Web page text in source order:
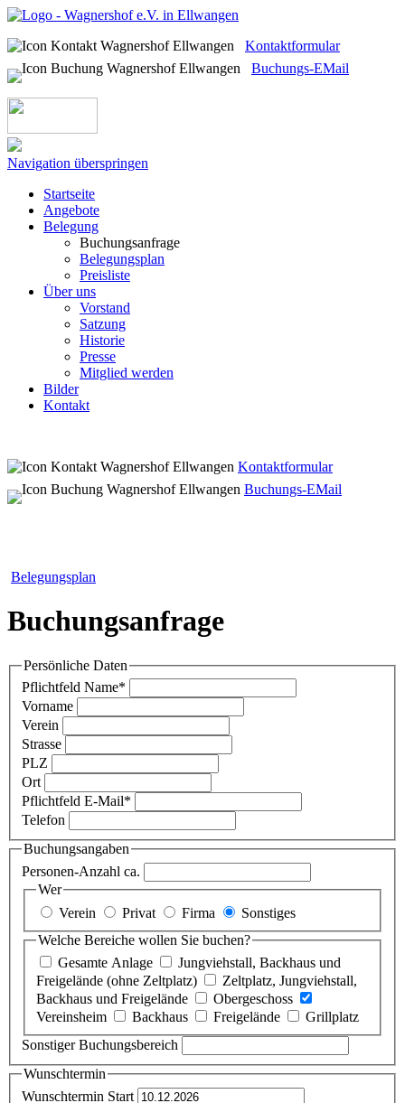
Kontaktformular
Buchungs-EMail
Navigation überspringen
Startseite
Angebote
Belegung
Buchungsanfrage
Belegungsplan
Preisliste
Über uns
Vorstand
Satzung
Historie
Presse
Mitglied werden
Bilder
Kontakt
Kontaktformular
Buchungs-EMail
Belegungsplan
Buchungsanfrage
Persönliche Daten
Pflichtfeld Name*
Vorname
Verein
Strasse
PLZ
Ort
Pflichtfeld E-Mail*
Telefon
Buchungsangaben
Personen-Anzahl ca.
Wer
Verein
Privat Firma
Sonstiges
Welche Bereiche wollen Sie buchen?
Gesamte Anlage
Jungviehstall, Backhaus und
Freigelände (ohne Zeltplatz)
Zeltplatz, Jungviehstall,
Backhaus und Freigelände
Obergeschoss
Vereinsheim
Backhaus Freigelände
Grillplatz
Sonstiger Buchungsbereich
Wunschtermin
Wunschtermin Start